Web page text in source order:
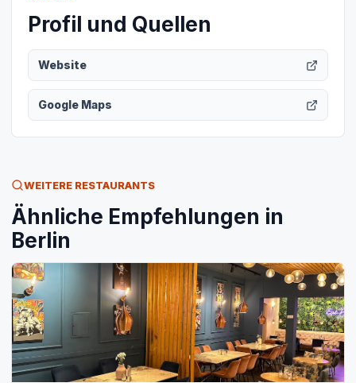
Profil und Quellen
Website
Google Maps
WEITERE RESTAURANTS
Ähnliche Empfehlungen in
Berlin